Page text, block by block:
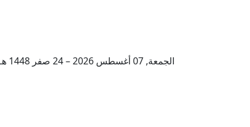
الجمعة, 07 أغسطس 2026 – 24 صفر 1448 هـ